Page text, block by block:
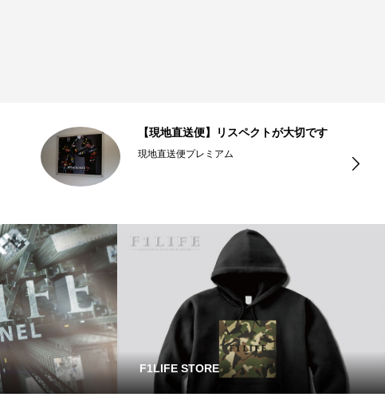
【現地直送便】リスペクトが大切です
現地直送便プレミアム
F1LIFE STORE